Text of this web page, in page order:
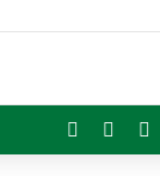
Facebook